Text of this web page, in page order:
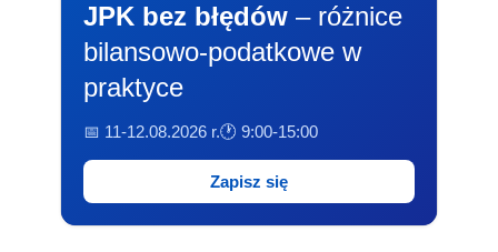
JPK bez błędów – różnice
bilansowo-podatkowe w
praktyce
📅 11-12.08.2026 r.🕐 9:00-15:00
Zapisz się